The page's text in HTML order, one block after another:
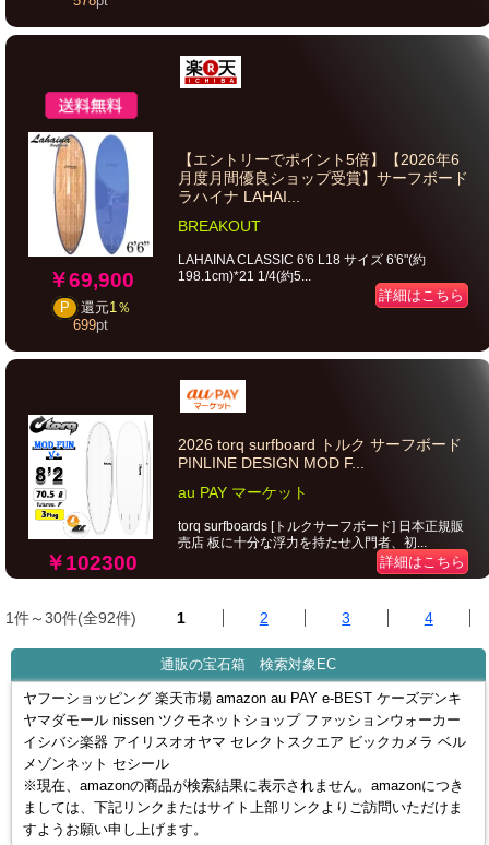
￥69,900
P 還元1％
699pt
【エントリーでポイント5倍】【2026年6
月度月間優良ショップ受賞】サーフボード
ラハイナ LAHAI...
BREAKOUT
LAHAINA CLASSIC 6'6 L18 サイズ 6'6"(約
198.1cm)*21 1/4(約5...
詳細はこちら
￥102300
2026 torq surfboard トルク サーフボード
PINLINE DESIGN MOD F...
au PAY マーケット
torq surfboards [トルクサーフボード] 日本正規販
売店 板に十分な浮力を持たせ入門者、初...
詳細はこちら
1件～30件(全92件) 1 2 3 4
通販の宝石箱 検索対象EC
ヤフーショッピング 楽天市場 amazon au PAY e-BEST ケーズデンキ
ヤマダモール nissen ツクモネットショップ ファッションウォーカー
イシバシ楽器 アイリスオオヤマ セレクトスクエア ビックカメラ ベル
メゾンネット セシール
※現在、amazonの商品が検索結果に表示されません。amazonにつき
ましては、下記リンクまたはサイト上部リンクよりご訪問いただけま
すようお願い申し上げます。